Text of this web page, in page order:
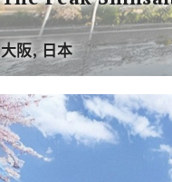
大阪, 日本